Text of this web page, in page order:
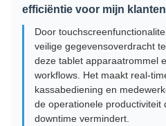
efficiëntie voor mijn
Door
veilige gegevensoverdracht
deze tablet apparaatrommel
workflows. Het maakt real-
kassabediening en
de operationele productiviteit
downtime vermindert.